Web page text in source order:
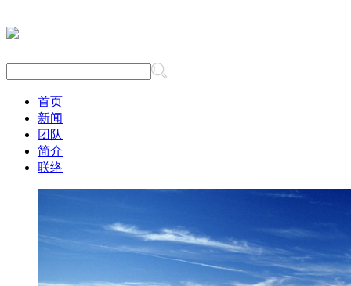
首页
新闻
团队
简介
联络